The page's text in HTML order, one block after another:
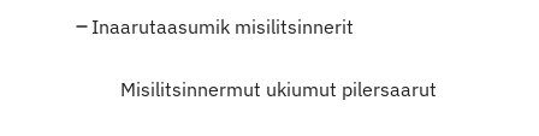
Inaarutaasumik misilitsinnerit
Misilitsinnermut ukiumut pilersaarut